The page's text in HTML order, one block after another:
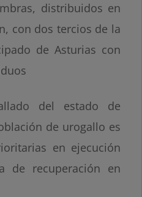
distribuidos en
con dos tercios de la
de Asturias con
del estado de
de urogallo es
en ejecución
de recuperación en